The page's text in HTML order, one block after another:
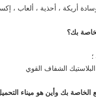
أريكة ، أحذية ، ألعاب ،
الشفاف القوي